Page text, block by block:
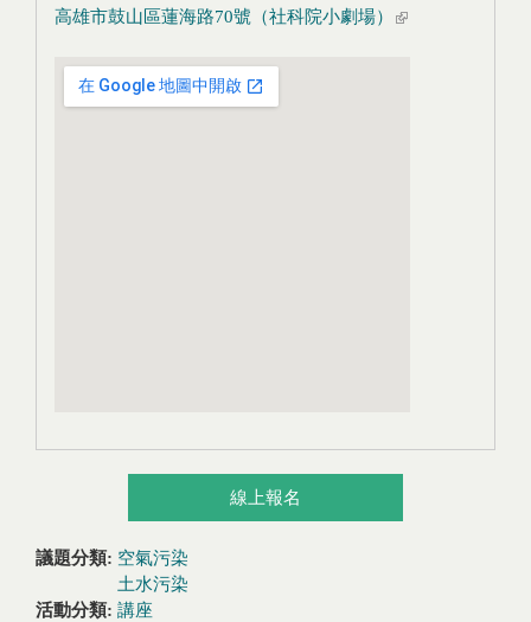
高雄市鼓山區蓮海路70號（社科院小劇場）
(link is
線上報名
議題分類: 空氣污染
土水污染
活動分類: 講座